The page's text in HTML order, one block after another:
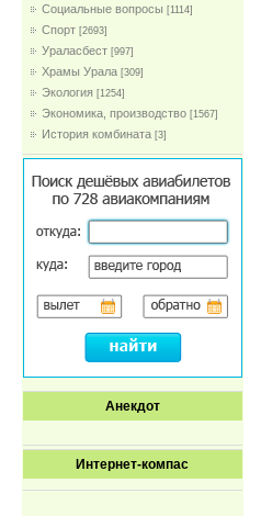
Социальные вопросы [1114]
Спорт [2693]
Ураласбест [997]
Храмы Урала [309]
Экология [1254]
Экономика, производство [1567]
История комбината [3]
Анекдот
Интернет-компас